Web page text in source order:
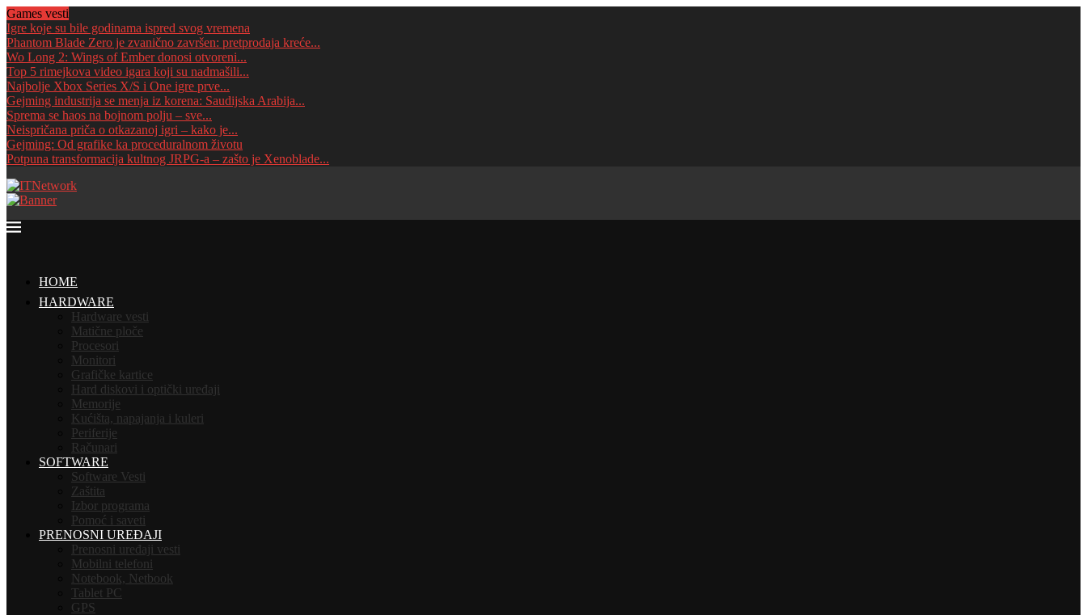
Games vesti
Igre koje su bile godinama ispred svog vremena
Phantom Blade Zero je zvanično završen: pretprodaja kreće...
Wo Long 2: Wings of Ember donosi otvoreni...
Top 5 rimejkova video igara koji su nadmašili...
Najbolje Xbox Series X/S i One igre prve...
Gejming industrija se menja iz korena: Saudijska Arabija...
Sprema se haos na bojnom polju – sve...
Neispričana priča o otkazanoj igri – kako je...
Gejming: Od grafike ka proceduralnom životu
Potpuna transformacija kultnog JRPG-a – zašto je Xenoblade...
HOME
HARDWARE
Hardware vesti
Matične ploče
Procesori
Monitori
Grafičke kartice
Hard diskovi i optički uređaji
Memorije
Kućišta, napajanja i kuleri
Periferije
Računari
SOFTWARE
Software Vesti
Zaštita
Izbor programa
Pomoć i saveti
PRENOSNI UREĐAJI
Prenosni uređaji vesti
Mobilni telefoni
Notebook, Netbook
Tablet PC
GPS